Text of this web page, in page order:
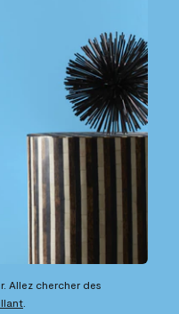
Allez chercher des